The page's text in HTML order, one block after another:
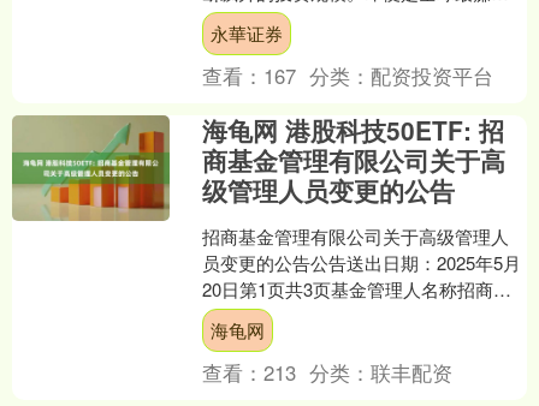
的一些企业，资本支出增长也已超过现
金流入速度。 过去两周，....
永華证券
查看： 167 分类： 配资投资平台
海龟网 港股科技50ETF: 招
商基金管理有限公司关于高
级管理人员变更的公告
招商基金管理有限公司关于高级管理人
员变更的公告公告送出日期：2025年5月
20日第1页共3页基金管理人名称招商基
金管理有限公司公告依据《公开募集证
券投资基金信息....
海龟网
查看：213 分类：联丰配资